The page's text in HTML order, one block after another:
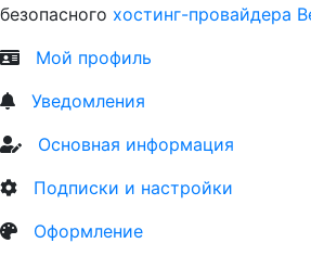
безопасного хостинг-провайдера
Мой профиль
Уведомления
Основная информация
Подписки и настройки
Оформление